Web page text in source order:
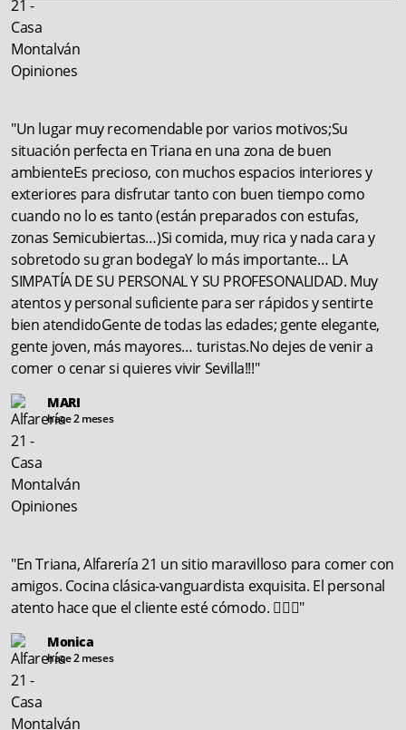
"Un lugar muy recomendable por varios motivos;Su
situación perfecta en Triana en una zona de buen
ambienteEs precioso, con muchos espacios interiores y
exteriores para disfrutar tanto con buen tiempo como
cuando no lo es tanto (están preparados con estufas,
zonas Semicubiertas…)Si comida, muy rica y nada cara y
sobretodo su gran bodegaY lo más importante… LA
SIMPATÍA DE SU PERSONAL Y SU PROFESONALIDAD. Muy
atentos y personal suficiente para ser rápidos y sentirte
bien atendidoGente de todas las edades; gente elegante,
gente joven, más mayores… turistas.No dejes de venir a
comer o cenar si quieres vivir Sevilla!!!"
MARI
hace 2 meses
"En Triana, Alfarería 21 un sitio maravilloso para comer con
amigos. Cocina clásica-vanguardista exquisita. El personal
atento hace que el cliente esté cómodo. 👍🏻😋"
Monica
hace 2 meses